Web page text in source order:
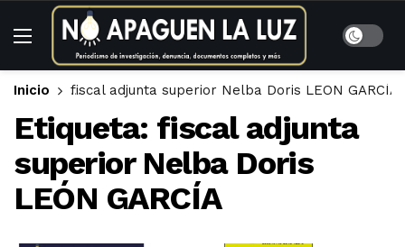
Inicio fiscal adjunta superior Nelba Doris LEÓN GARCÍA
Etiqueta: fiscal adjunta
superior Nelba Doris
LEÓN GARCÍA